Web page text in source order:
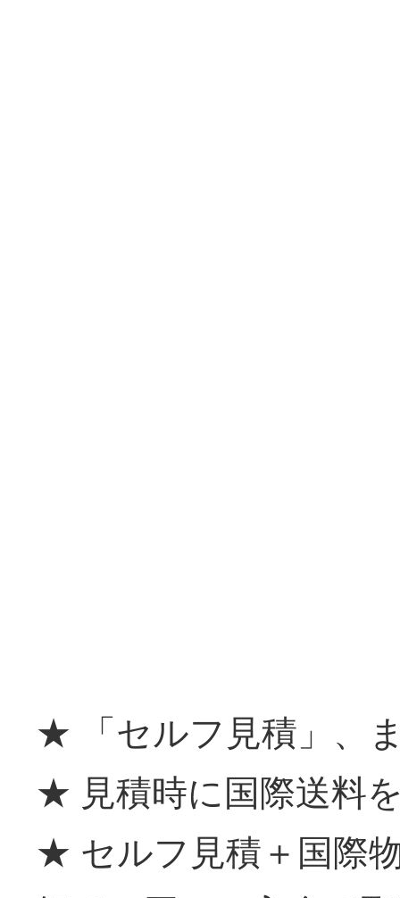
★ 「セルフ見積」、
★ 見積時に国際送料
★ セルフ見積＋国際